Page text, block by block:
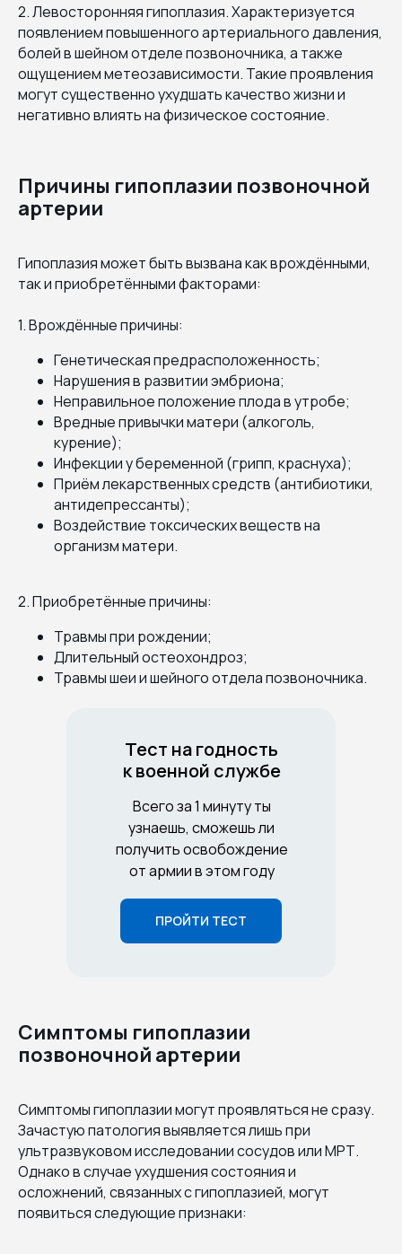
2. Левосторонняя гипоплазия. Характеризуется
появлением повышенного артериального давления,
болей в шейном отделе позвоночника, а также
ощущением метеозависимости. Такие проявления
могут существенно ухудшать качество жизни и
негативно влиять на физическое состояние.
Причины гипоплазии позвоночной
артерии
Гипоплазия может быть вызвана как врождёнными,
так и приобретёнными факторами:
1. Врождённые причины:
Генетическая предрасположенность;
Нарушения в развитии эмбриона;
Неправильное положение плода в утробе;
Вредные привычки матери (алкоголь,
курение);
Инфекции у беременной (грипп, краснуха);
Приём лекарственных средств (антибиотики,
антидепрессанты);
Воздействие токсических веществ на
организм матери.
2. Приобретённые причины:
Травмы при рождении;
Длительный остеохондроз;
Травмы шеи и шейного отдела позвоночника.
ПРОЙТИ ТЕСТ
Тест на годность
к военной службе
Всего за 1 минуту ты
узнаешь, сможешь ли
получить освобождение
от армии в этом году
Симптомы гипоплазии
позвоночной артерии
Симптомы гипоплазии могут проявляться не сразу.
Зачастую патология выявляется лишь при
ультразвуковом исследовании сосудов или МРТ.
Однако в случае ухудшения состояния и
осложнений, связанных с гипоплазией, могут
появиться следующие признаки: